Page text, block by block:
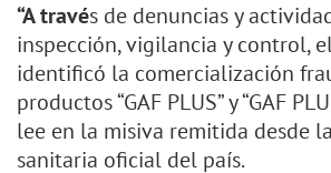
“A través de denuncias y
inspección, vigilancia y control,
identificó la comercialización
productos “GAF PLUS” y “GAF
lee en la misiva remitida desde
sanitaria oficial del país.